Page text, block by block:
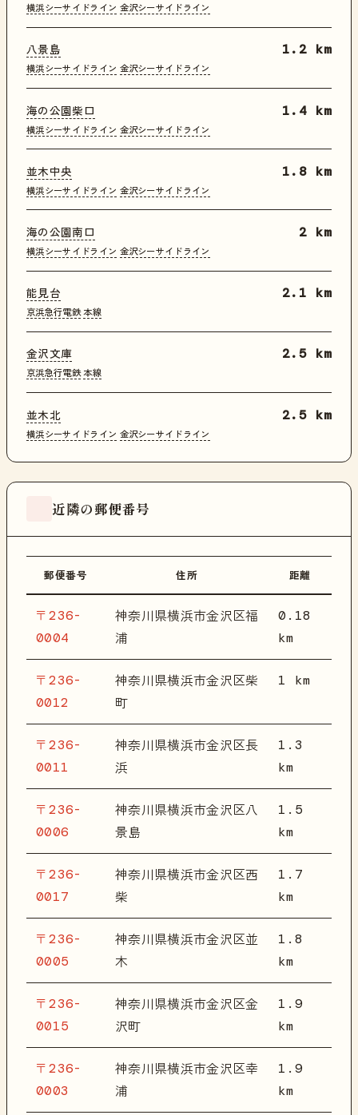
横浜シーサイドライン 金沢シーサイドライン
八景島
横浜シーサイドライン 金沢シーサイドライン
1.2 km
海の公園柴口
横浜シーサイドライン 金沢シーサイドライン
1.4 km
並木中央
横浜シーサイドライン 金沢シーサイドライン
1.8 km
海の公園南口
横浜シーサイドライン 金沢シーサイドライン
2 km
能見台
京浜急行電鉄 本線
2.1 km
金沢文庫
京浜急行電鉄 本線
2.5 km
並木北
横浜シーサイドライン 金沢シーサイドライン
2.5 km
近隣の郵便番号
郵便番号 住所 距離
〒236-
0004
神奈川県横浜市金沢区福
浦
0.18
km
〒236-
0012
神奈川県横浜市金沢区柴
町
1 km
〒236-
0011
神奈川県横浜市金沢区長
浜
1.3
km
〒236-
0006
神奈川県横浜市金沢区八
景島
1.5
km
〒236-
0017
神奈川県横浜市金沢区西
柴
1.7
km
〒236-
0005
神奈川県横浜市金沢区並
木
1.8
km
〒236-
0015
神奈川県横浜市金沢区金
沢町
1.9
km
〒236-
0003
神奈川県横浜市金沢区幸
浦
1.9
km